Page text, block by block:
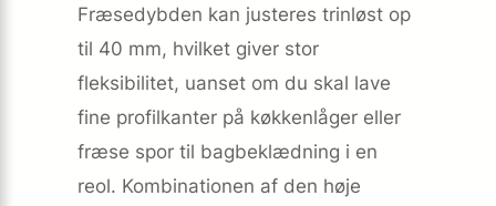
Fræsedybden kan justeres trinløst op
til 40 mm, hvilket giver stor
fleksibilitet, uanset om du skal lave
fine profilkanter på køkkenlåger eller
fræse spor til bagbeklædning i en
reol. Kombinationen af den høje